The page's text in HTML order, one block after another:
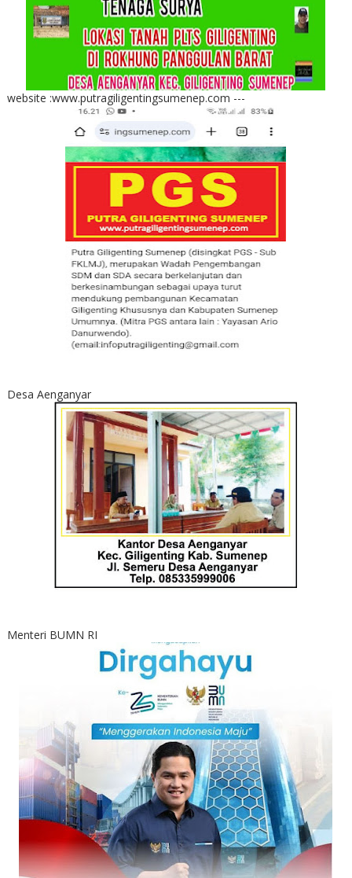
website :www.putragiligentingsumenep.com ---
Desa Aenganyar
Menteri BUMN RI